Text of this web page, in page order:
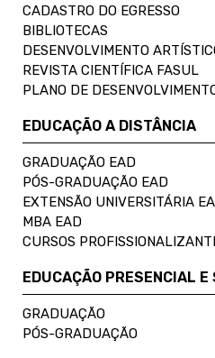
CADASTRO DO EGRESSO
BIBLIOTECAS
DESENVOLVIMENTO
REVISTA CIENTÍFICA FASUL
PLANO DE
EDUCAÇÃO A DISTÂNCIA
GRADUAÇÃO EAD
PÓS-GRADUAÇÃO EAD
EXTENSÃO UNIVERSITÁRIA
MBA EAD
CURSOS
EDUCAÇÃO PRESENCIAL
GRADUAÇÃO
PÓS-GRADUAÇÃO